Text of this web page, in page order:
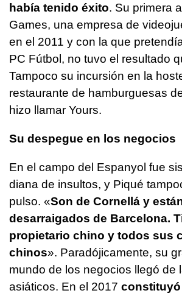
había tenido éxito. Su primera
Games, una empresa de
en el 2011 y con la que
PC Fútbol, no tuvo el resultado
Tampoco su incursión en la
restaurante de hamburguesas
hizo llamar Yours.
Su despegue en los negocios
En el campo del Espanyol fue
diana de insultos, y Piqué
pulso. «Son de Cornellá y
desarraigados de Barcelona.
propietario chino y todos sus
chinos». Paradójicamente, su
mundo de los negocios llegó de
asiáticos. En el 2017